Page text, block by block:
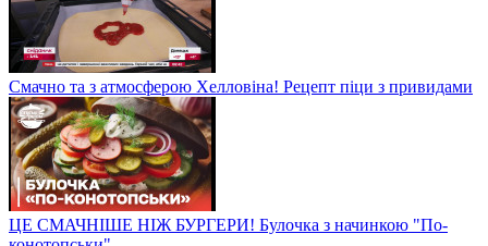
Смачно та з атмосферою Хелловіна! Рецепт піци з привидами
ЦЕ СМАЧНІШЕ НІЖ БУРГЕРИ! Булочка з начинкою "По-